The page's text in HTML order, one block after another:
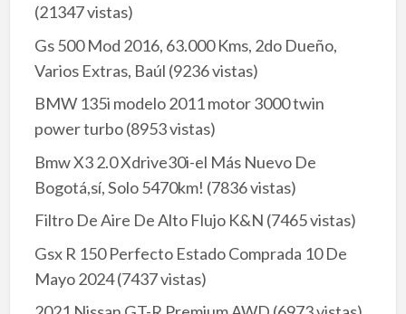
(21347 vistas)
Gs 500 Mod 2016, 63.000 Kms, 2do Dueño,
Varios Extras, Baúl (9236 vistas)
BMW 135i modelo 2011 motor 3000 twin
power turbo(8953 vistas)
Bmw X3 2.0 Xdrive30i-el Más Nuevo De
Bogotá,sí, Solo 5470km! (7836 vistas)
Filtro De Aire De Alto Flujo K&N (7465 vistas)
Gsx R 150 Perfecto Estado Comprada 10 De
Mayo 2024(7437 vistas)